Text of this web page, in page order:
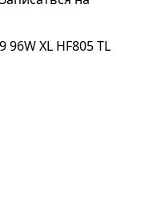
96W XL HF805 TL